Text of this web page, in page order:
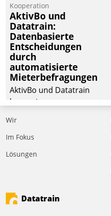
operativen
Instandhaltung in die
SAP-Systemlandschaft
deutscher
Wohnungsunternehmen
– und beschleunigt damit
den Weg vom
Mieteranliegen zum
Dienstleisterauftrag.
Kooperation
AktivBo und
Datatrain:
Datenbasierte
Entscheidungen
durch
automatisierte
Mieterbefragungen
AktivBo und Datatrain
kooperieren –
profitieren: Die nahtlose
Integration der Lösungen
Datatrain ermöglicht
Mieterbefragungen – eine
starke Grundlage für
Wir
Im Fokus
Lösungen
Datatrain